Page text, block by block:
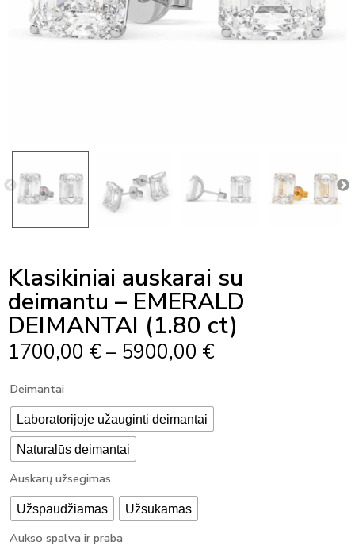
Klasikiniai auskarai su
deimantu – EMERALD
DEIMANTAI (1.80 ct)
1700,00 € – 5900,00 €
Deimantai
Laboratorijoje užauginti deimantai
Naturalūs deimantai
Auskarų užsegimas
Užspaudžiamas Užsukamas
Aukso spalva ir praba
produkto
Klasikiniai
auskarai
su
deimantu
-
EMERALD
DEIMANTAI
(1.80